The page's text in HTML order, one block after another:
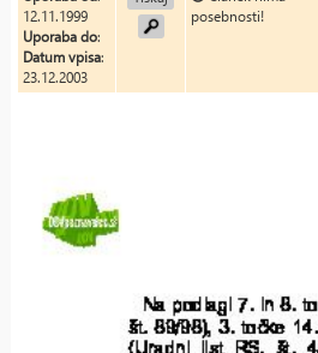
12.11.1999
Uporaba do:
Datum vpisa:
23.12.2003
posebnosti!